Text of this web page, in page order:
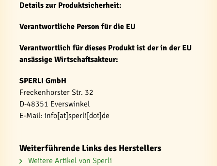
Details zur Produktsicherheit:
Verantwortliche Person für die EU
Verantwortlich für dieses Produkt ist der in der EU
ansässige Wirtschaftsakteur:
SPERLI GmbH
Freckenhorster Str. 32
D-48351 Everswinkel
E-Mail: info[at]sperli[dot]de
Weiterführende Links des Herstellers
Weitere Artikel von Sperli